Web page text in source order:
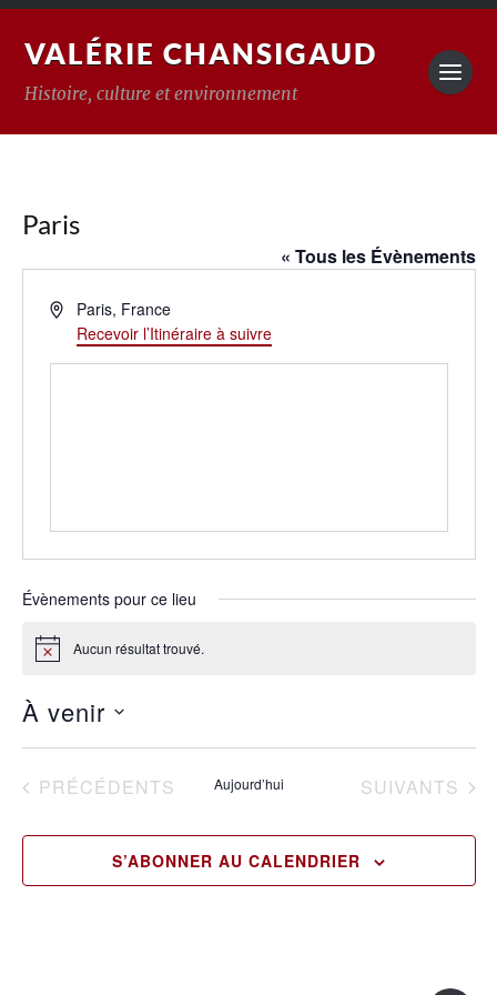
VALÉRIE CHANSIGAUD
Histoire, culture et environnement
Paris
« Tous les Évènements
Adresse
Paris, France
Recevoir l’Itinéraire à suivre
Évènements pour ce lieu
Notice Aucun résultat trouvé.
À venir
une
ÉVÈNEMENTS
PRÉCÉDENTS Aujourd’hui ÉVÈNEMENTS
SUIVANTS
S’ABONNER AU CALENDRIER